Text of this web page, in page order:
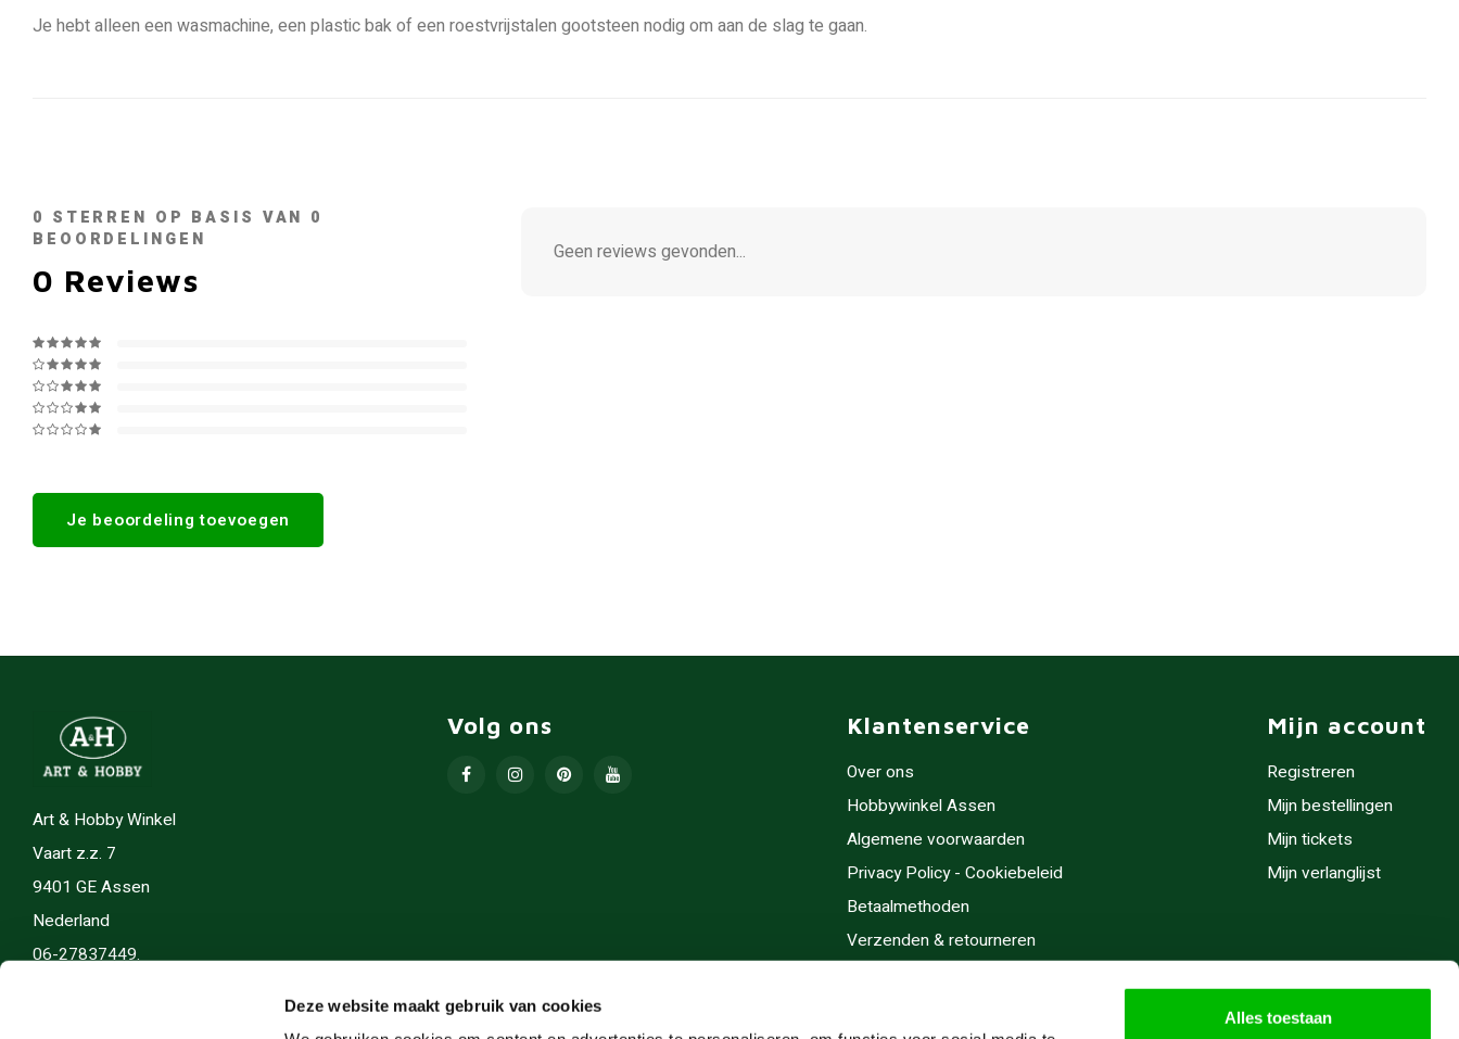
Deze website maakt gebruik van cookies
Alles toestaan
Je hebt alleen een wasmachine, een plastic bak of een roestvrijstalen gootsteen nodig om aan de slag te gaan.
0 STERREN OP BASIS VAN 0
BEOORDELINGEN
0 Reviews
Je beoordeling toevoegen
Geen reviews gevonden...
Art & Hobby Winkel
Vaart z.z. 7
9401 GE Assen
Nederland
06-27837449.
Volg ons Klantenservice
Over ons
Hobbywinkel Assen
Algemene voorwaarden
Privacy Policy - Cookiebeleid
Betaalmethoden
Verzenden & retourneren
Mijn account
Registreren
Mijn bestellingen
Mijn tickets
Mijn verlanglijst